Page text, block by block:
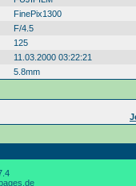
FinePix1300
F/4.5
125
11.03.2000 03:22:21
5.8mm